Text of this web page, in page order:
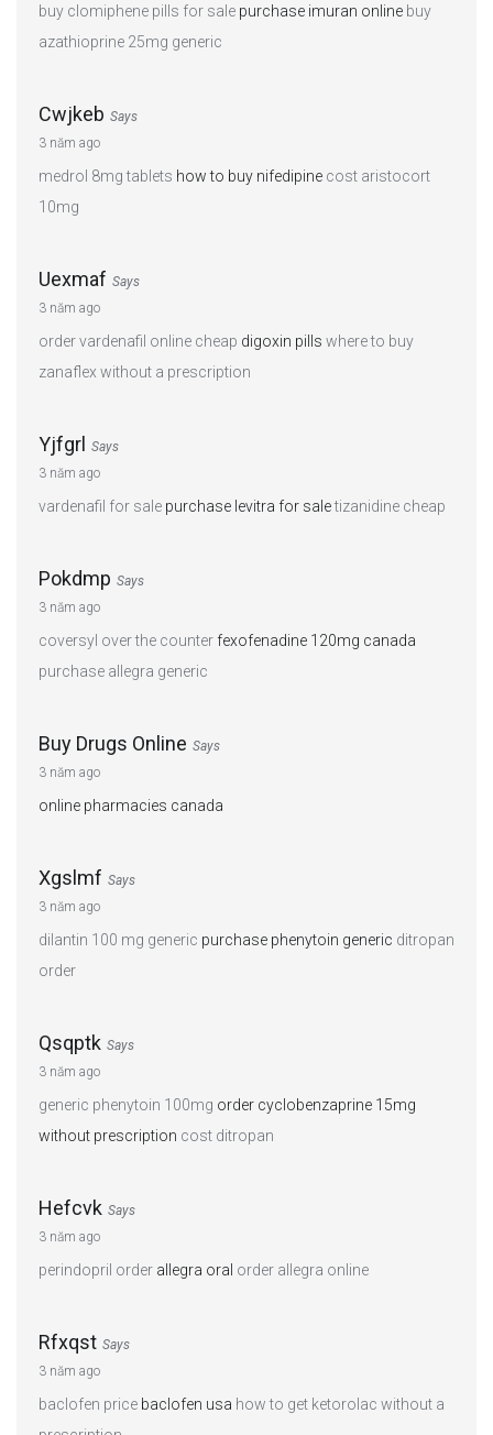
buy clomiphene pills for sale purchase imuran online buy
azathioprine 25mg generic
Cwjkeb Says
3 năm ago
medrol 8mg tablets how to buy nifedipine cost aristocort
10mg
Uexmaf Says
3 năm ago
order vardenafil online cheap digoxin pills where to buy
zanaflex without a prescription
Yjfgrl Says
3 năm ago
vardenafil for sale purchase levitra for saletizanidine cheap
Pokdmp Says
3 năm ago
coversyl over the counter fexofenadine 120mg canada
purchase allegra generic
Buy Drugs Online Says
3 năm ago
online pharmacies canada
Xgslmf Says
3 năm ago
dilantin 100 mg generic purchase phenytoin generic ditropan
order
Qsqptk Says
3 năm ago
generic phenytoin 100mg order cyclobenzaprine 15mg
without prescription cost ditropan
Hefcvk Says
3 năm ago
perindopril order allegra oral order allegra online
Rfxqst Says
3 năm ago
baclofen price baclofen usa how to get ketorolac without a